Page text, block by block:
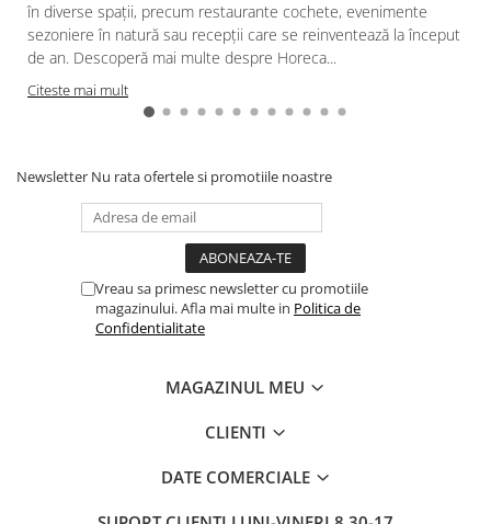
în diverse spații, precum restaurante cochete, evenimente
sezoniere în natură sau recepții care se reinventează la început
de an. Descoperă mai multe despre Horeca...
Citeste mai mult
Newsletter Nu rata ofertele si promotiile noastre
Vreau sa primesc newsletter cu promotiile
magazinului. Afla mai multe in Politica de
Confidentialitate
MAGAZINUL MEU
CLIENTI
DATE COMERCIALE